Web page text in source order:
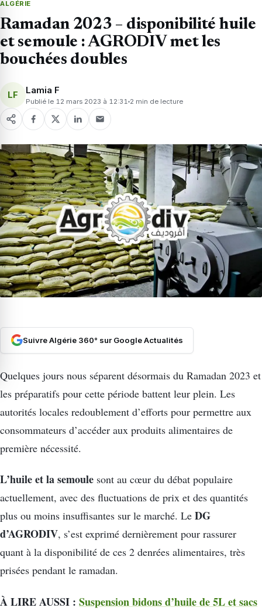
ALGÉRIE
Ramadan 2023 – disponibilité huile
et semoule : AGRODIV met les
bouchées doubles
LF Lamia F
Publié le 12 mars 2023 à 12:31 2 min de lecture
Suivre Algérie 360° sur Google Actualités
Quelques jours nous séparent désormais du Ramadan 2023 et
les préparatifs pour cette période battent leur plein. Les
autorités locales redoublement d’efforts pour permettre aux
consommateurs d’accéder aux produits alimentaires de
première nécessité.
L’huile et la semoule sont au cœur du débat populaire
actuellement, avec des fluctuations de prix et des quantités
plus ou moins insuffisantes sur le marché. Le DG
d’AGRODIV, s’est exprimé dernièrement pour rassurer
quant à la disponibilité de ces 2 denrées alimentaires, très
prisées pendant le ramadan.
À LIRE AUSSI : Suspension bidons d’huile de 5L et sacs